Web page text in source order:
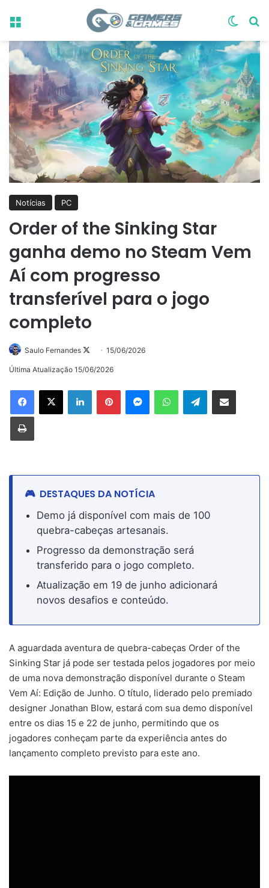
Menu
Notícias PC
Order of the Sinking Star
ganha demo no Steam Vem
Aí com progresso
transferível para o jogo
completo
Saulo Fernandes
Follow15/06/2026
Última Atualização 15/06/2026
LinkedinPinterestMessengerWhatsAppTelegramCompartilhar via e-mail
Imprimir
DESTAQUES DA NOTÍCIA
Demo já disponível com mais de 100
quebra-cabeças artesanais.
Progresso da demonstração será
transferido para o jogo completo.
Atualização em 19 de junho adicionará
novos desafios e conteúdo.
A aguardada aventura de quebra-cabeças Order of the
Sinking Star já pode ser testada pelos jogadores por meio
de uma nova demonstração disponível durante o Steam
Vem Aí: Edição de Junho. O título, liderado pelo premiado
designer Jonathan Blow, estará com sua demo disponível
entre os dias 15 e 22 de junho, permitindo que os
jogadores conheçam parte da experiência antes do
lançamento completo previsto para este ano.